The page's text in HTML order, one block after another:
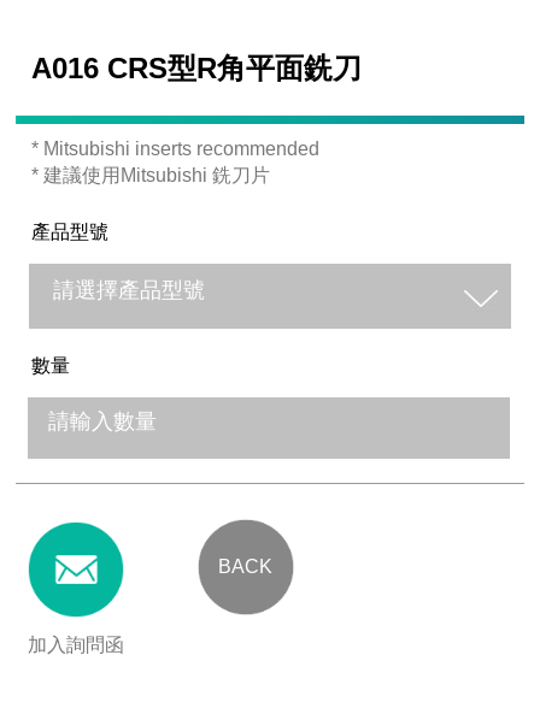
A016 CRS型R角平面銑刀
* Mitsubishi inserts recommended
* 建議使用Mitsubishi 銑刀片
產品型號
數量
加入詢問函
BACK